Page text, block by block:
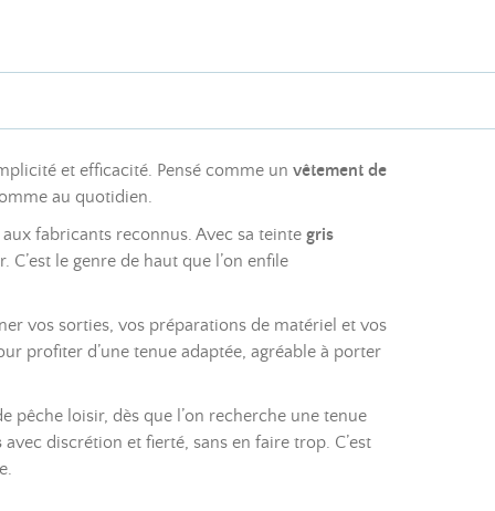
et efficacité. Pensé comme un vêtement de
au quotidien.
fabricants reconnus. Avec sa teinte gris
le genre de haut que l’on enfile
vos sorties, vos préparations de matériel et vos
profiter d’une tenue adaptée, agréable à porter
pêche loisir, dès que l’on recherche une tenue
avec discrétion et fierté, sans en faire trop. C’est